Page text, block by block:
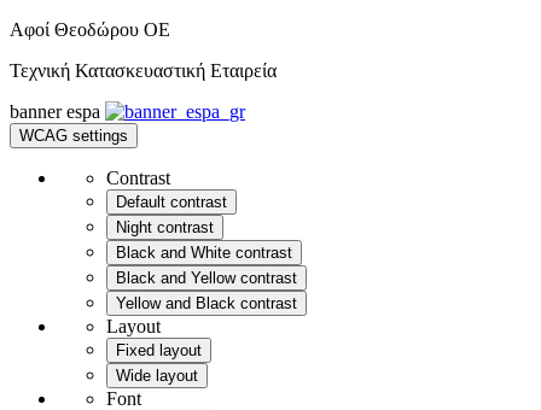
Αφοί Θεοδώρου OE
Τεχνική Κατασκευαστική Εταιρεία
banner espa
WCAG settings
Contrast
Default contrast
Night contrast
Black and White contrast
Black and Yellow contrast
Yellow and Black contrast
Layout
Fixed layout
Wide layout
Font